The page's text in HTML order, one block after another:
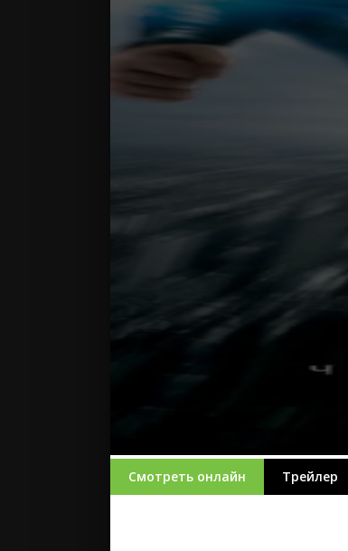
Смотреть онлайн Трейлер